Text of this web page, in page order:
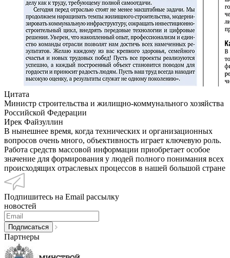
Цитата
Министр строительства и жилищно-коммунального хозяйства
Российской Федерации
Ирек Файзуллин
В нынешнее время, когда технических и организационных
вопросов очень много, объективность играет ключевую роль.
Работа средств массовой информации приобретает особое
значение для формирования у людей полного понимания всех
происходящих отраслевых процессов в нашей большой стране
Подпишитесь на Email рассылку
новостей
Партнеры